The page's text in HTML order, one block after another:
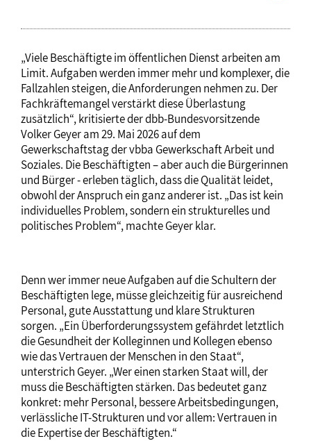
„Viele Beschäftigte im öffentlichen Dienst arbeiten am
Limit. Aufgaben werden immer mehr und komplexer, die
Fallzahlen steigen, die Anforderungen nehmen zu. Der
Fachkräftemangel verstärkt diese Überlastung
zusätzlich“, kritisierte der dbb-Bundesvorsitzende
Volker Geyer am 29. Mai 2026 auf dem
Gewerkschaftstag der vbba Gewerkschaft Arbeit und
Soziales. Die Beschäftigten – aber auch die Bürgerinnen
und Bürger - erleben täglich, dass die Qualität leidet,
obwohl der Anspruch ein ganz anderer ist. „Das ist kein
individuelles Problem, sondern ein strukturelles und
politisches Problem“, machte Geyer klar.
Denn wer immer neue Aufgaben auf die Schultern der
Beschäftigten lege, müsse gleichzeitig für ausreichend
Personal, gute Ausstattung und klare Strukturen
sorgen. „Ein Überforderungssystem gefährdet letztlich
die Gesundheit der Kolleginnen und Kollegen ebenso
wie das Vertrauen der Menschen in den Staat“,
unterstrich Geyer. „Wer einen starken Staat will, der
muss die Beschäftigten stärken. Das bedeutet ganz
konkret: mehr Personal, bessere Arbeitsbedingungen,
verlässliche IT-Strukturen und vor allem: Vertrauen in
die Expertise der Beschäftigten.“